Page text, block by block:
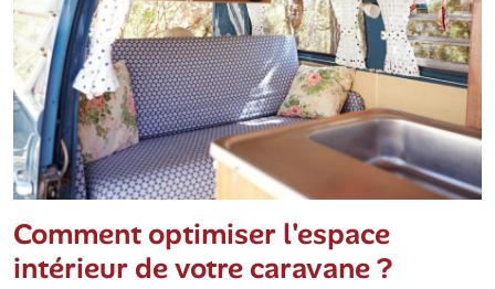
Comment optimiser l'espace
intérieur de votre caravane ?